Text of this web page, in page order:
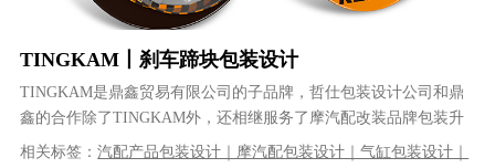
TINGKAM丨刹车蹄块包装设计
TINGKAM是鼎鑫贸易有限公司的子品牌，哲仕包装设计公司和鼎
鑫的合作除了TINGKAM外，还相继服务了摩汽配改装品牌包装升
级，哲仕的工作从品牌LOG......
相关标签：汽配产品包装设计｜摩汽配包装设计｜气缸包装设计｜